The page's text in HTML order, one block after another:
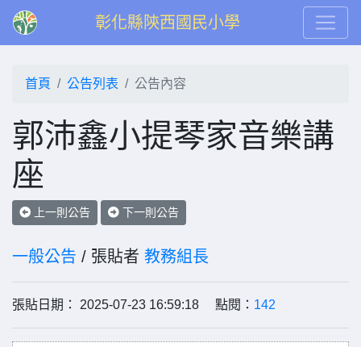
彰化縣陝西國民小學
首頁 公告列表 公告內容
郭沛鑫小提琴家音樂講
座
上一則公告 下一則公告
一般公告 / 張貼者 教務組長
張貼日期： 2025-07-23 16:59:18 點閱： 142